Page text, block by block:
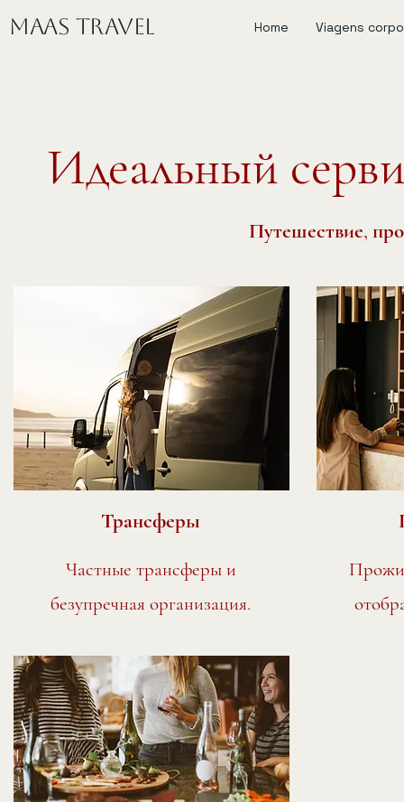
MAAS Travel Home Viagens
Идеальный
Путешествие,
Трансферы
Частные трансферы и
безупречная организация.